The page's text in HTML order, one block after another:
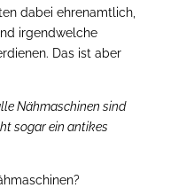
dabei ehrenamtlich,
irgendwelche
Das ist aber
Nähmaschinen sind
sogar ein antikes